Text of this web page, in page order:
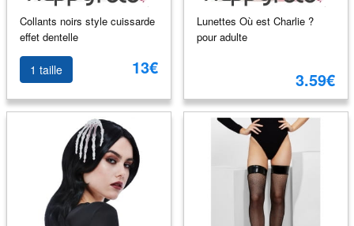
Collants noirs style cuissarde
effet dentelle
1 taille 13€
Lunettes Où est Charlie ?
pour adulte
3.59€